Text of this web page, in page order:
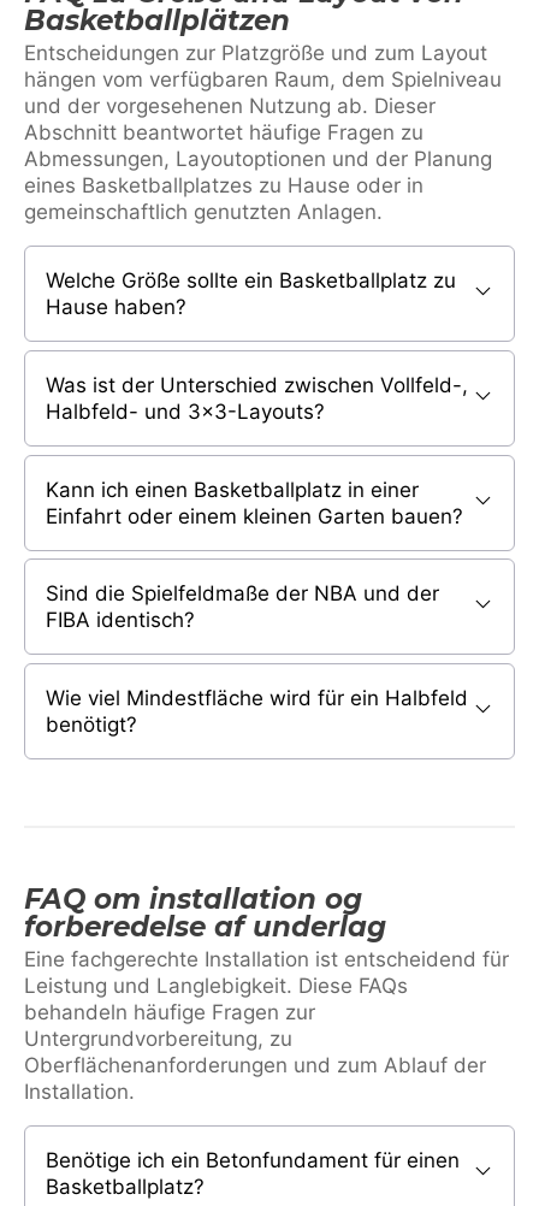
Basketballplätzen
Entscheidungen zur Platzgröße und zum Layout
hängen vom verfügbaren Raum, dem Spielniveau
und der vorgesehenen Nutzung ab. Dieser
Abschnitt beantwortet häufige Fragen zu
Abmessungen, Layoutoptionen und der Planung
eines Basketballplatzes zu Hause oder in
gemeinschaftlich genutzten Anlagen.
Welche Größe sollte ein Basketballplatz zu
Hause haben?
Was ist der Unterschied zwischen Vollfeld-,
Halbfeld- und 3×3-Layouts?
Kann ich einen Basketballplatz in einer
Einfahrt oder einem kleinen Garten bauen?
Sind die Spielfeldmaße der NBA und der
FIBA identisch?
Wie viel Mindestfläche wird für ein Halbfeld
benötigt?
FAQ om installation og
forberedelse af underlag
Eine fachgerechte Installation ist entscheidend für
Leistung und Langlebigkeit. Diese FAQs
behandeln häufige Fragen zur
Untergrundvorbereitung, zu
Oberflächenanforderungen und zum Ablauf der
Installation.
Benötige ich ein Betonfundament für einen
Basketballplatz?